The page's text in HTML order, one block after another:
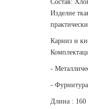
Состав:
Изделие
Карниз и
-
-
Длина : 160